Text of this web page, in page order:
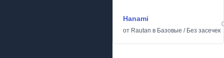
Hanami
от Rautan в Базовые / Без засечек